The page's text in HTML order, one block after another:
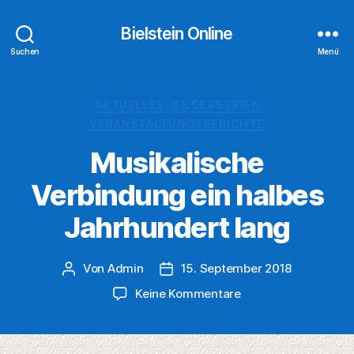
Suchen
Bielstein Online
Menü
Musikalische
Verbindung ein halbes
Jahrhundert lang
Beitragsautor
Von Admin Veröffentlichungsdatum
15. September 2018
Keine Kommentarezu
ein